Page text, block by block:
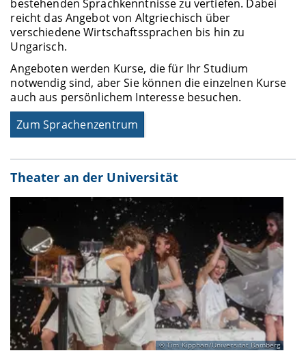
bestehenden Sprachkenntnisse zu vertiefen. Dabei
reicht das Angebot von Altgriechisch über
verschiedene Wirtschaftssprachen bis hin zu
Ungarisch.
Angeboten werden Kurse, die für Ihr Studium
notwendig sind, aber Sie können die einzelnen Kurse
auch aus persönlichem Interesse besuchen.
Zum Sprachenzentrum
Theater an der Universität
Tim Kipphan/Universität Bamberg